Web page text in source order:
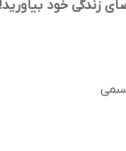
زندگی خود بیاورید!